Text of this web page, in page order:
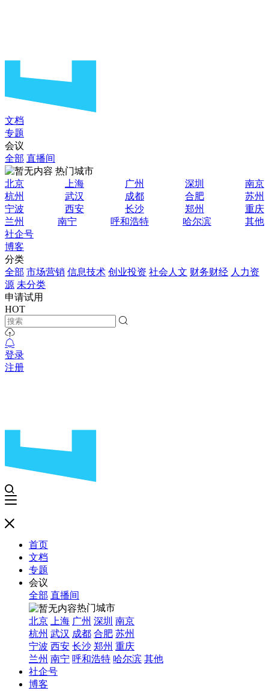
文档
专题
会议
全部 直播间
热门城市
北京
上海 广州 深圳
南京
杭州
武汉 成都 合肥
苏州
宁波
西安 长沙 郑州
重庆
兰州
南宁 呼和浩特 哈尔滨
其他
社企号
博客
分类
全部 市场营销 信息技术 创业投资 社会人文 财务财经 人力资
源 未分类
申请试用
HOT
登录
注册
首页
文档
专题
会议
全部 直播间
热门城市
北京
上海 广州 深圳 南京
杭州 武汉 成都 合肥 苏州
宁波 西安 长沙 郑州 重庆
兰州 南宁 呼和浩特 哈尔滨 其他
社企号
博客